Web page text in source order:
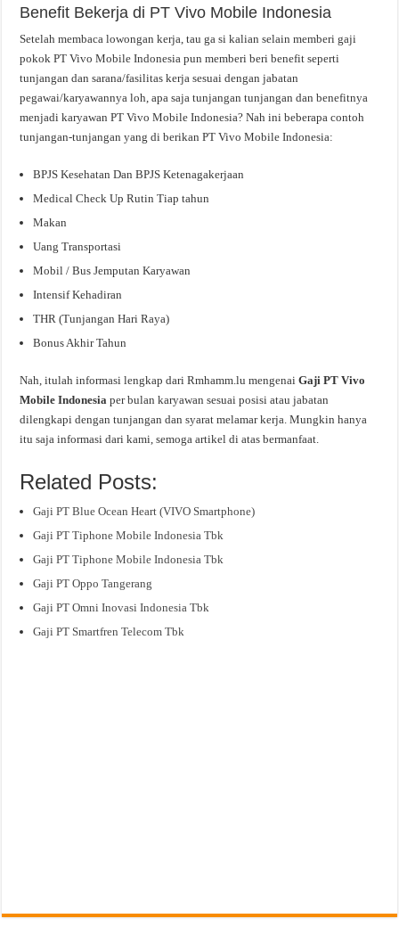
Benefit Bekerja di PT Vivo Mobile Indonesia
Setelah membaca lowongan kerja, tau ga si kalian selain memberi gaji
pokok PT Vivo Mobile Indonesia pun memberi beri benefit seperti
tunjangan dan sarana/fasilitas kerja sesuai dengan jabatan
pegawai/karyawannya loh, apa saja tunjangan tunjangan dan benefitnya
menjadi karyawan PT Vivo Mobile Indonesia? Nah ini beberapa contoh
tunjangan-tunjangan yang di berikan PT Vivo Mobile Indonesia:
BPJS Kesehatan Dan BPJS Ketenagakerjaan
Medical Check Up Rutin Tiap tahun
Makan
Uang Transportasi
Mobil / Bus Jemputan Karyawan
Intensif Kehadiran
THR (Tunjangan Hari Raya)
Bonus Akhir Tahun
Nah, itulah informasi lengkap dari Rmhamm.lu mengenaiGaji PT Vivo
Mobile Indonesiaper bulan karyawan sesuai posisi atau jabatan
dilengkapi dengan tunjangan dan syarat melamar kerja. Mungkin hanya
itu saja informasi dari kami, semoga artikel di atas bermanfaat.
Related Posts:
Gaji PT Blue Ocean Heart (VIVO Smartphone)
Gaji PT Tiphone Mobile Indonesia Tbk
Gaji PT Tiphone Mobile Indonesia Tbk
Gaji PT Oppo Tangerang
Gaji PT Omni Inovasi Indonesia Tbk
Gaji PT Smartfren Telecom Tbk